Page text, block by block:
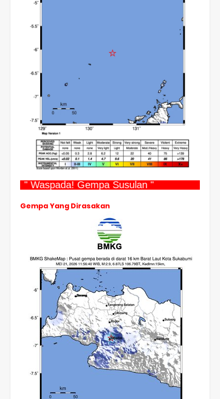
" Waspada! Gempa Susulan "
Gempa Yang Dirasakan